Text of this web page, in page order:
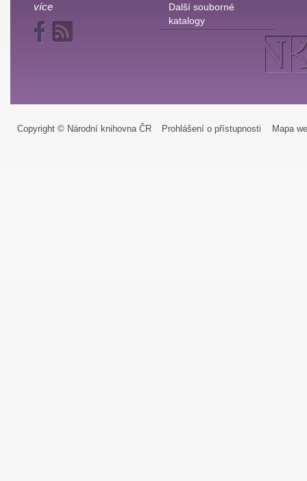
více
Další souborné
katalogy
Copyright © Národní knihovna ČR Prohlášení o přístupnosti Mapa